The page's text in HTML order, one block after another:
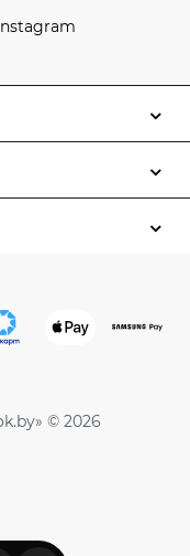
© 2026